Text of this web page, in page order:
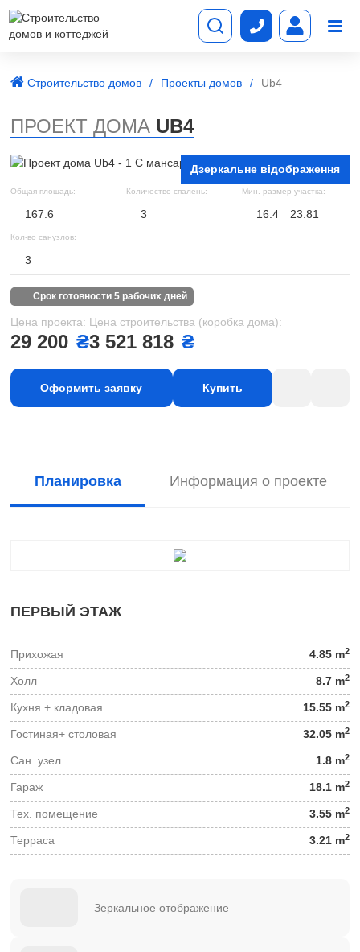
Строительство домов Проекты домов Ub4
ПРОЕКТ ДОМА UB4
Дзеркальне відображення
Общая площадь:
167.6
Количество спалень:
3
Мин. размер участка:
16.4 23.81
Кол-во санузлов:
3
срок готовности 5 рабочих дней
Цена проекта:
29 200 ₴
Цена строительства (коробка дома):
3 521 818 ₴
Оформить заявку Купить
Планировка Информация о проекте
ПЕРВЫЙ ЭТАЖ
Прихожая 4.85 m2
Холл 8.7 m2
Кухня + кладовая 15.55 m2
Гостиная+ столовая 32.05 m2
Сан. узел 1.8 m2
Гараж 18.1 m2
Тех. помещение 3.55 m2
Терраса 3.21 m2
Зеркальное отображение